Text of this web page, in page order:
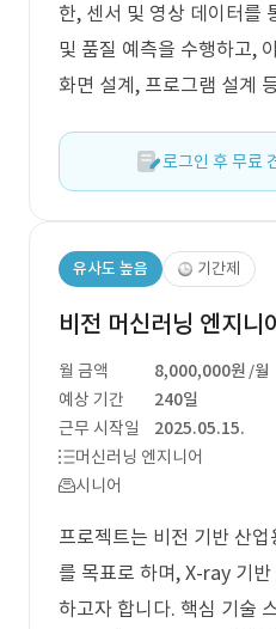
한, 센서 및 영상 데이터를
및 품질 예측을 수행하고,
화면 설계, 프로그램 설계
로그인 후 무료
유사도 높음 기간제
비전 머신러닝 엔지니
월 금액 8,000,000원 /월
예상 기간
240일
근무 시작일
2025.05.15.
머신러닝 엔지니어
시니어
프로젝트는 비전 기반 산
를 목표로 하며, X-ray 기
하고자 합니다. 핵심 기술